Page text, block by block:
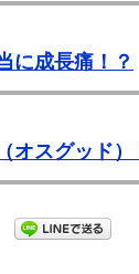
に成長痛！？
オスグッド）